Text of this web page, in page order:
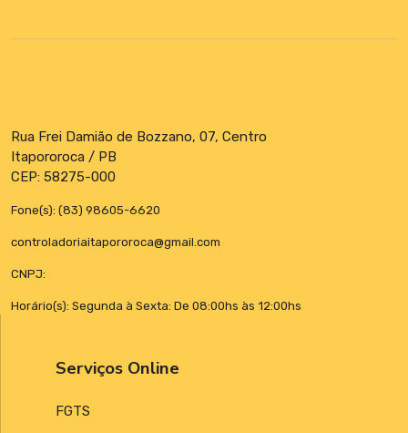
Rua Frei Damião de Bozzano, 07, Centro
Itapororoca / PB
CEP: 58275-000
Fone(s): (83) 98605-6620
controladoriaitapororoca@gmail.com
CNPJ:
Horário(s): Segunda à Sexta: De 08:00hs às 12:00hs
Serviços Online
FGTS